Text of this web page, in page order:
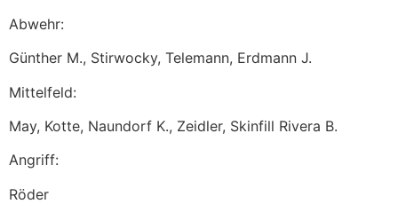
Abwehr:
Günther M., Stirwocky, Telemann, Erdmann J.
Mittelfeld:
May, Kotte, Naundorf K., Zeidler, Skinfill Rivera B.
Angriff:
Röder